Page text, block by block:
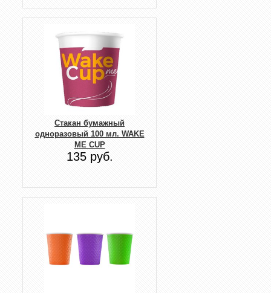
Стакан бумажный
одноразовый 100 мл. WAKE
ME CUP
135 руб.